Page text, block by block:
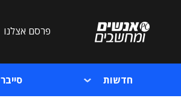
פרסם אצלנו
חדשות סייבר